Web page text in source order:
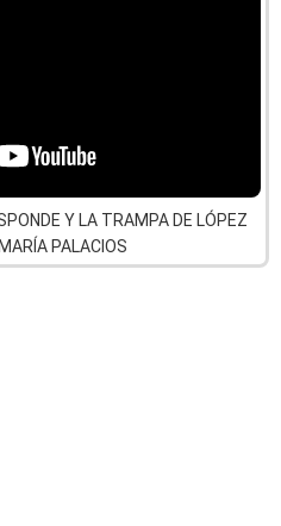
Y LA TRAMPA DE LÓPEZ
PALACIOS